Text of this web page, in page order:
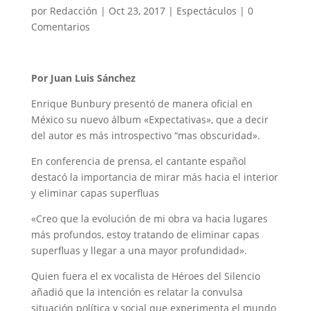
por Redacción | Oct 23, 2017| Espectáculos | 0
Comentarios
Por Juan Luis Sánchez
Enrique Bunbury presentó de manera oficial en
México su nuevo álbum «Expectativas», que a decir
del autor es más introspectivo “mas obscuridad».
En conferencia de prensa, el cantante español
destacó la importancia de mirar más hacia el interior
y eliminar capas superfluas
«Creo que la evolución de mi obra va hacia lugares
más profundos, estoy tratando de eliminar capas
superfluas y llegar a una mayor profundidad».
Quien fuera el ex vocalista de Héroes del Silencio
añadió que la intención es relatar la convulsa
situación política y social que experimenta el mundo